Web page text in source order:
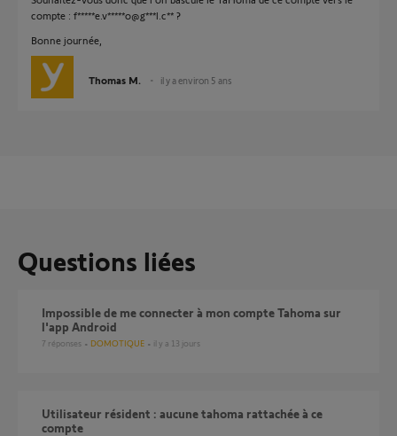
compte : f*****e.v*****o@g***l.c** ?
Bonne journée,
Thomas M. il y a environ 5 ans
Questions liées
Impossible de me connecter à mon compte Tahoma sur
l'app Android
7 réponses DOMOTIQUE il y a 13 jours
Utilisateur résident : aucune tahoma rattachée à ce
compte